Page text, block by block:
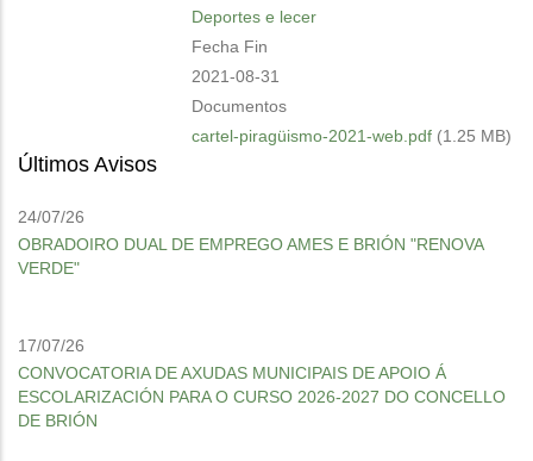
Deportes e lecer
Fecha Fin
2021-08-31
Documentos
cartel-piragüismo-2021-web.pdf (1.25 MB)
Últimos Avisos
24/07/26
OBRADOIRO DUAL DE EMPREGO AMES E BRIÓN "RENOVA
VERDE"
17/07/26
CONVOCATORIA DE AXUDAS MUNICIPAIS DE APOIO Á
ESCOLARIZACIÓN PARA O CURSO 2026-2027 DO CONCELLO
DE BRIÓN